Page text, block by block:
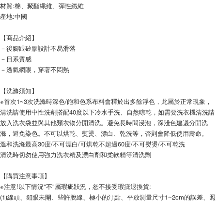
材質:棉、聚酯纖維、彈性纖維
產地:中國
【商品介紹】
－後腳跟矽膠設計不易滑落
－日系質感
－透氣網眼，穿著不悶熱
【洗滌須知】
※首次1~3次洗滌時深色/飽和色系布料會釋於出多餘浮色，此屬於正常現象，
清洗請使用中性洗劑搭配40度以下冷水手洗、自然晾乾，如需要洗衣機清洗請
放入洗衣袋並與其他類衣物分開清洗。避免長時間浸泡，深淺色建議分開洗
滌，避免染色。不可以烘乾、熨燙、漂白、乾洗等，否則會降低使用壽命。
溫和洗滌最高30度/不可漂白/可烘乾不超過60度/不可熨燙/不可乾洗
清洗時切勿使用強力洗衣精及漂白劑和柔軟精等清洗劑
【購買注意事項】
※注意!以下情況"不"屬瑕疵狀況，恕不接受瑕疵退換貨:
(1)線頭、釦眼未開、些許脫線、極小的汙點、平放測量尺寸1~2cm的誤差、照